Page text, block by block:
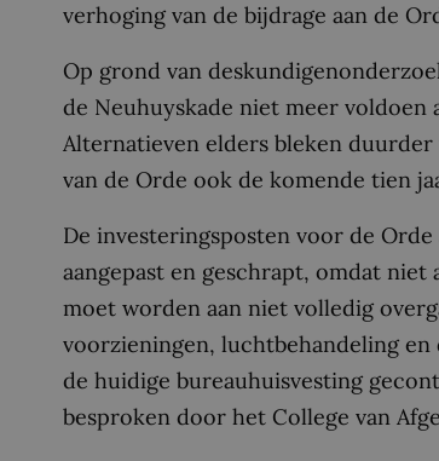
verhoging van de bijdrage aan de
Op grond van
de Neuhuyskade niet meer voldoen
Alternatieven elders bleken
van de Orde ook de komende tien
De investeringsposten voor de
aangepast en geschrapt, omdat
moet worden aan niet volledig
voorzieningen, luchtbehandeling
de huidige bureauhuisvesting
besproken door het College van